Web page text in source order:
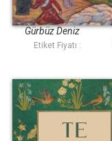
İbn Sina
Gürbüz Deniz
Etiket Fiyatı :